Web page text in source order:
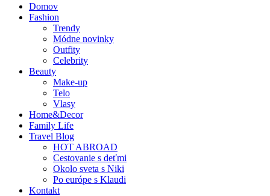
Domov
Fashion
Trendy
Módne novinky
Outfity
Celebrity
Beauty
Make-up
Telo
Vlasy
Home&Decor
Family Life
Travel Blog
HOT ABROAD
Cestovanie s deťmi
Okolo sveta s Niki
Po európe s Klaudi
Kontakt